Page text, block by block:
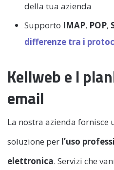
della tua azienda
Supporto IMAP, POP,
differenze tra i
Keliweb e i
email
La nostra azienda fornisce
soluzione per l’uso
elettronica. Servizi che